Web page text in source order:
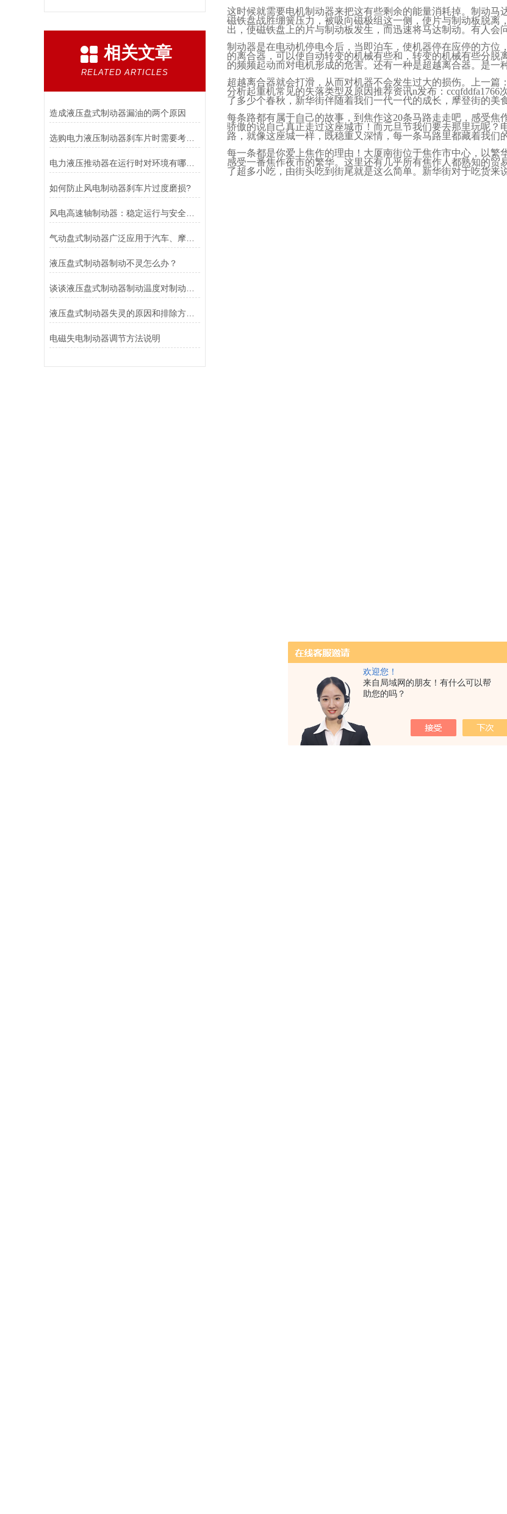
欢迎您！
来自局域网的朋友！有什么可以帮
助您的吗？
相关文章
RELATED ARTICLES
造成液压盘式制动器漏油的两个原因
选购电力液压制动器刹车片时需要考虑的问题有哪些？
电力液压推动器在运行时对环境有哪些要求？
如何防止风电制动器刹车片过度磨损?
气动盘式制动器广泛应用于汽车、摩托车和自行车等交通工具中
液压盘式制动器制动不灵怎么办？
液压盘式制动器失灵的原因和排除方法介绍
电磁失电制动器调节方法说明
这时候就需要电机制动器来把这有些剩余的能量消耗掉。制动
磁铁盘战胜绷簧压力，被吸向磁极组这一侧，使片与制动板脱
出，使磁铁盘上的片与制动板发生，而迅速将马达制动。有人会
制动器是在电动机停电今后，当即泊车，使机器停在应停的方
的离合器，可以使自动转变的机械有些和，转变的机械有些分
的频频起动而对电机形成的危害。还有一种是超越离合器。是一
超越离合器就会打滑，从而对机器不会发生过大的损伤。上一篇
分析起重机常见的失落类型及原因推荐资讯n发布： ccqfddfa1766
了多少个春秋，新华街伴随着我们一代一代的成长，摩登街的美
每条路都有属于自己的故事，到焦作这20条马路走走吧，感受焦
骄傲的说自己真正走过这座城市！而元旦节我们要去那里玩呢？
路，就像这座城一样，既稳重又深情，每一条马路里都藏着我们
每一条都是你爱上焦作的理由！大厦南街位于焦作市中心，以繁
感受一番焦作夜市的繁华。这里还有几乎所有焦作人都熟知的
了超多小吃，由街头吃到街尾就是这么简单。新华街对于吃货来